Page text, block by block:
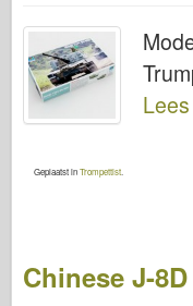
Geplaatst inTrompettist
Chinese J-